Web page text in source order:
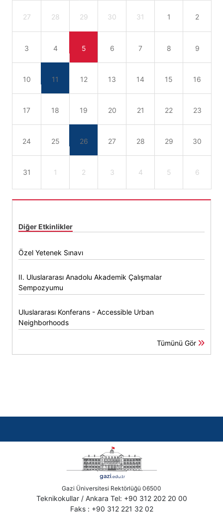
27 28 29 30 31 1 2
3 4 5 6 7 8 9
10 11 12 13 14 15 16
17 18 19 20 21 22 23
24 25 26 27 28 29 30
31 1 2 3 4 5 6
Diğer Etkinlikler
Özel Yetenek Sınavı
II. Uluslararası Anadolu Akademik Çalışmalar
Sempozyumu
Uluslararası Konferans - Accessible Urban
Neighborhoods
Tümünü Gör
Gazi Üniversitesi Rektörlüğü 06500
Teknikokullar / Ankara Tel: +90 312 202 20 00
Faks : +90 312 221 32 02